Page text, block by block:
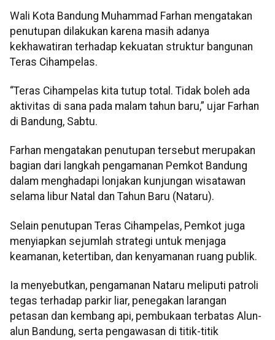
Wali Kota Bandung Muhammad Farhan mengatakan
penutupan dilakukan karena masih adanya
kekhawatiran terhadap kekuatan struktur bangunan
Teras Cihampelas.
“Teras Cihampelas kita tutup total. Tidak boleh ada
aktivitas di sana pada malam tahun baru,” ujar Farhan
di Bandung, Sabtu.
Farhan mengatakan penutupan tersebut merupakan
bagian dari langkah pengamanan Pemkot Bandung
dalam menghadapi lonjakan kunjungan wisatawan
selama libur Natal dan Tahun Baru (Nataru).
Selain penutupan Teras Cihampelas, Pemkot juga
menyiapkan sejumlah strategi untuk menjaga
keamanan, ketertiban, dan kenyamanan ruang publik.
Ia menyebutkan, pengamanan Nataru meliputi patroli
tegas terhadap parkir liar, penegakan larangan
petasan dan kembang api, pembukaan terbatas Alun-
alun Bandung, serta pengawasan di titik-titik